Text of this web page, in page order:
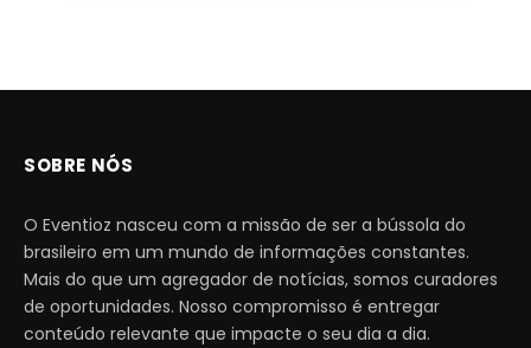
SOBRE NÓS
O Eventioz nasceu com a missão de ser a bússola do
brasileiro em um mundo de informações constantes.
Mais do que um agregador de notícias, somos curadores
de oportunidades. Nosso compromisso é entregar
conteúdo relevante que impacte o seu dia a dia.